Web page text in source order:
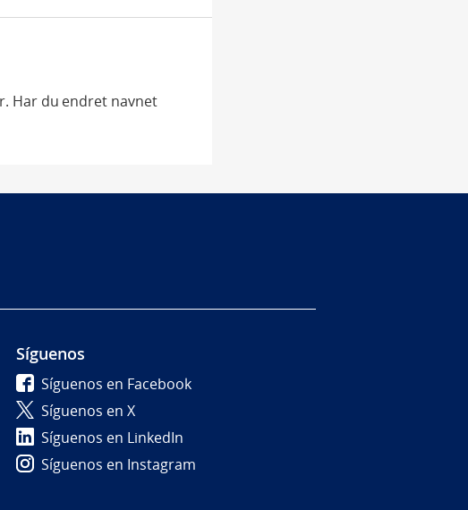
Har du endret navnet
Síguenos
Síguenos en Facebook
Síguenos en X
Síguenos en LinkedIn
Síguenos en Instagram